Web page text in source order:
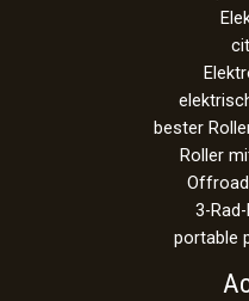
bester
Roller
3-
portable